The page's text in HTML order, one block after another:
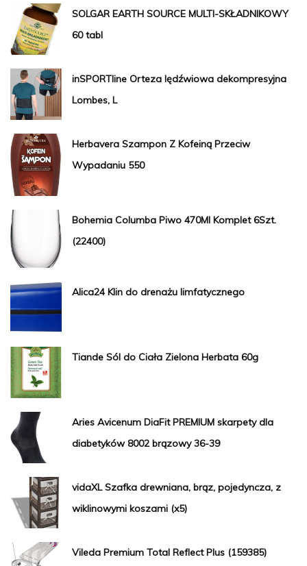
SOLGAR EARTH SOURCE MULTI-SKŁADNIKOWY
60 tabl
inSPORTline Orteza lędźwiowa dekompresyjna
Lombes, L
Herbavera Szampon Z Kofeiną Przeciw
Wypadaniu 550
Bohemia Columba Piwo 470Ml Komplet 6Szt.
(22400)
Alica24 Klin do drenażu limfatycznego
Tiande Sól do Ciała Zielona Herbata 60g
Aries Avicenum DiaFit PREMIUM skarpety dla
diabetyków 8002 brązowy 36-39
vidaXL Szafka drewniana, brąz, pojedyncza, z
wiklinowymi koszami (x5)
Vileda Premium Total Reflect Plus (159385)